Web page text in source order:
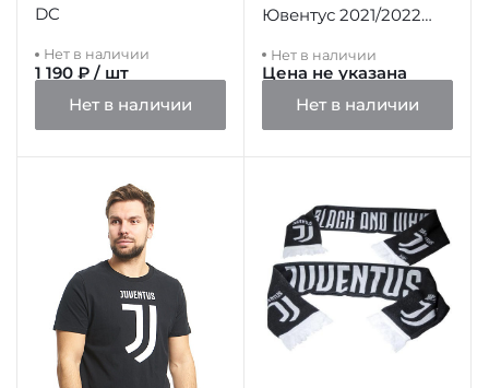
DC
Нет в наличии
1 190 ₽ / шт
Нет в наличии
Ювентус 2021/2022
Нет в наличии
Цена не указана
Нет в наличии